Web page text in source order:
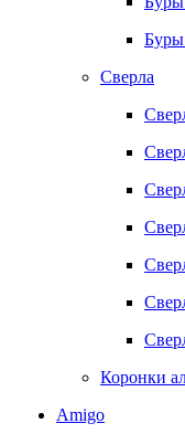
Сверла
Коронки
Amigo